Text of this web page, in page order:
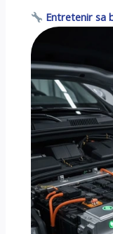
Entretenir sa